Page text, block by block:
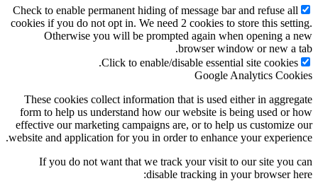
Check to enable permanent hiding of message bar and refuse all
cookies if you do not opt in. We need 2 cookies to store this setting.
Otherwise you will be prompted again when opening a new
browser window or new a tab.
Click to enable/disable essential site cookies.
Google Analytics Cookies
These cookies collect information that is used either in aggregate
form to help us understand how our website is being used or how
effective our marketing campaigns are, or to help us customize our
website and application for you in order to enhance your experience.
If you do not want that we track your visit to our site you can
disable tracking in your browser here: